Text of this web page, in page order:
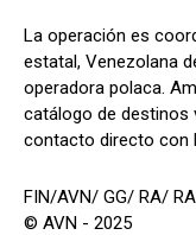
La operación es
estatal, Venezolana
operadora polaca.
catálogo de destinos
contacto directo con
FIN/AVN/ GG/ RA/
© AVN - 2025